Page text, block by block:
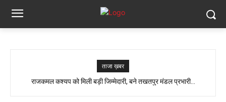
ताजा ख़बर
राजकमल कश्यप को मिली बड़ी जिम्मेदारी, बने तखतपुर मंडल प्रभारी…